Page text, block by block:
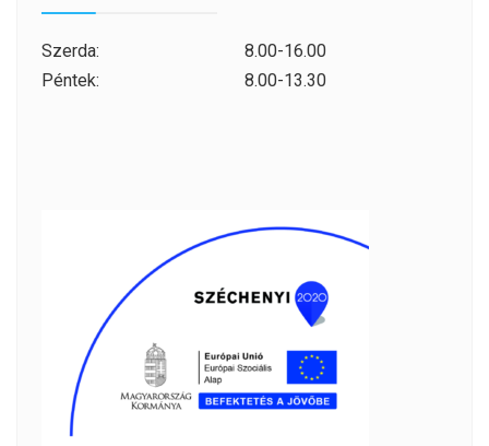
Szerda:
8.00-16.00
Péntek:
8.00-13.30